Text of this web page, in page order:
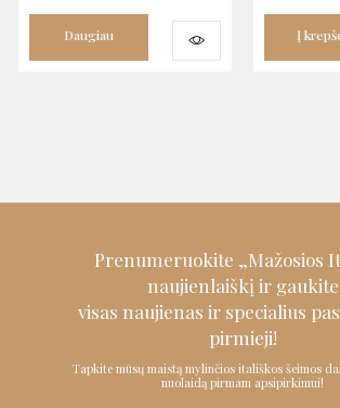
Daugiau Į
Prenumeruokite „Mažosios
naujienlaiškį ir gaukite
visas naujienas ir specialius
pirmieji!
Tapkite mūsų maistą mylinčios itališkos šeimos
nuolaidą pirmam apsipirkimui!